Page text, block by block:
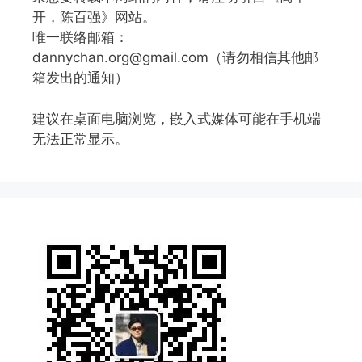
开，陈百强》网站。
唯一联络邮箱：
dannychan.org@gmail.com（请勿相信其他邮
箱发出的通知）
建议在桌面电脑浏览，嵌入式媒体可能在手机端
无法正常显示。